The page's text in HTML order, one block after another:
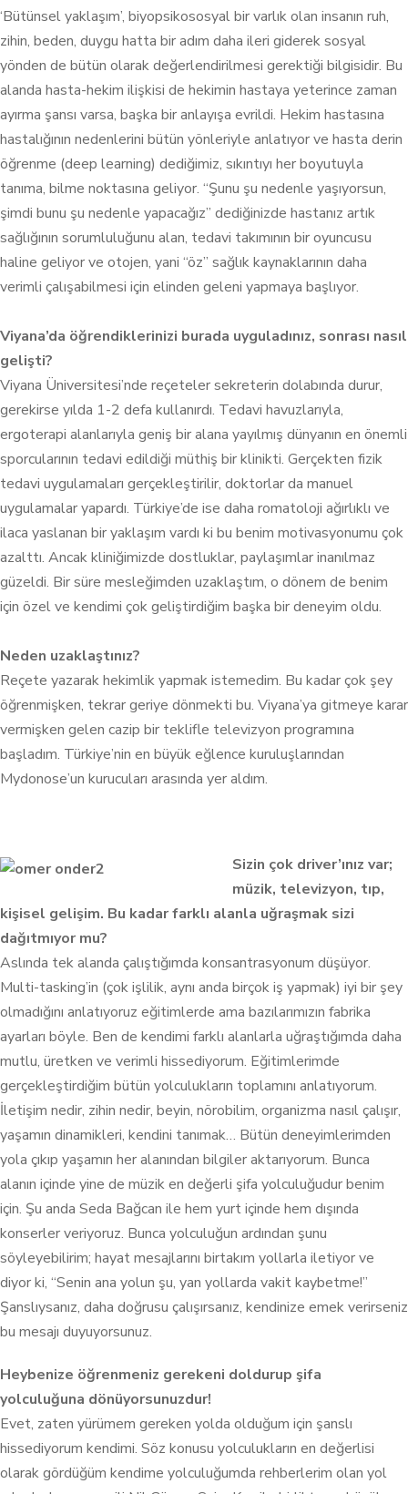
‘Bütünsel yaklaşım’, biyopsikososyal bir varlık olan insanın ruh,
zihin, beden, duygu hatta bir adım daha ileri giderek sosyal
yönden de bütün olarak değerlendirilmesi gerektiği bilgisidir. Bu
alanda hasta-hekim ilişkisi de hekimin hastaya yeterince zaman
ayırma şansı varsa, başka bir anlayışa evrildi. Hekim hastasına
hastalığının nedenlerini bütün yönleriyle anlatıyor ve hasta derin
öğrenme (deep learning) dediğimiz, sıkıntıyı her boyutuyla
tanıma, bilme noktasına geliyor. “Şunu şu nedenle yaşıyorsun,
şimdi bunu şu nedenle yapacağız” dediğinizde hastanız artık
sağlığının sorumluluğunu alan, tedavi takımının bir oyuncusu
haline geliyor ve otojen, yani “öz” sağlık kaynaklarının daha
verimli çalışabilmesi için elinden geleni yapmaya başlıyor.
Viyana’da öğrendiklerinizi burada uyguladınız, sonrası nasıl
gelişti?
Viyana Üniversitesi’nde reçeteler sekreterin dolabında durur,
gerekirse yılda 1-2 defa kullanırdı. Tedavi havuzlarıyla,
ergoterapi alanlarıyla geniş bir alana yayılmış dünyanın en önemli
sporcularının tedavi edildiği müthiş bir klinikti. Gerçekten fizik
tedavi uygulamaları gerçekleştirilir, doktorlar da manuel
uygulamalar yapardı. Türkiye’de ise daha romatoloji ağırlıklı ve
ilaca yaslanan bir yaklaşım vardı ki bu benim motivasyonumu çok
azalttı. Ancak kliniğimizde dostluklar, paylaşımlar inanılmaz
güzeldi. Bir süre mesleğimden uzaklaştım, o dönem de benim
için özel ve kendimi çok geliştirdiğim başka bir deneyim oldu.
Neden uzaklaştınız?
Reçete yazarak hekimlik yapmak istemedim. Bu kadar çok şey
öğrenmişken, tekrar geriye dönmekti bu. Viyana’ya gitmeye karar
vermişken gelen cazip bir teklifle televizyon programına
başladım. Türkiye’nin en büyük eğlence kuruluşlarından
Mydonose’un kurucuları arasında yer aldım.
Sizin çok driver’ınız var;
müzik, televizyon, tıp,
kişisel gelişim. Bu kadar farklı alanla uğraşmak sizi
dağıtmıyor mu?
Aslında tek alanda çalıştığımda konsantrasyonum düşüyor.
Multi-tasking’in (çok işlilik, aynı anda birçok iş yapmak) iyi bir şey
olmadığını anlatıyoruz eğitimlerde ama bazılarımızın fabrika
ayarları böyle. Ben de kendimi farklı alanlarla uğraştığımda daha
mutlu, üretken ve verimli hissediyorum. Eğitimlerimde
gerçekleştirdiğim bütün yolculukların toplamını anlatıyorum.
İletişim nedir, zihin nedir, beyin, nörobilim, organizma nasıl çalışır,
yaşamın dinamikleri, kendini tanımak… Bütün deneyimlerimden
yola çıkıp yaşamın her alanından bilgiler aktarıyorum. Bunca
alanın içinde yine de müzik en değerli şifa yolculuğudur benim
için. Şu anda Seda Bağcan ile hem yurt içinde hem dışında
konserler veriyoruz. Bunca yolculuğun ardından şunu
söyleyebilirim; hayat mesajlarını birtakım yollarla iletiyor ve
diyor ki, “Senin ana yolun şu, yan yollarda vakit kaybetme!”
Şanslıysanız, daha doğrusu çalışırsanız, kendinize emek verirseniz
bu mesajı duyuyorsunuz.
Heybenize öğrenmeniz gerekeni doldurup şifa
yolculuğuna dönüyorsunuzdur!
Evet, zaten yürümem gereken yolda olduğum için şanslı
hissediyorum kendimi. Söz konusu yolculukların en değerlisi
olarak gördüğüm kendime yolculuğumda rehberlerim olan yol